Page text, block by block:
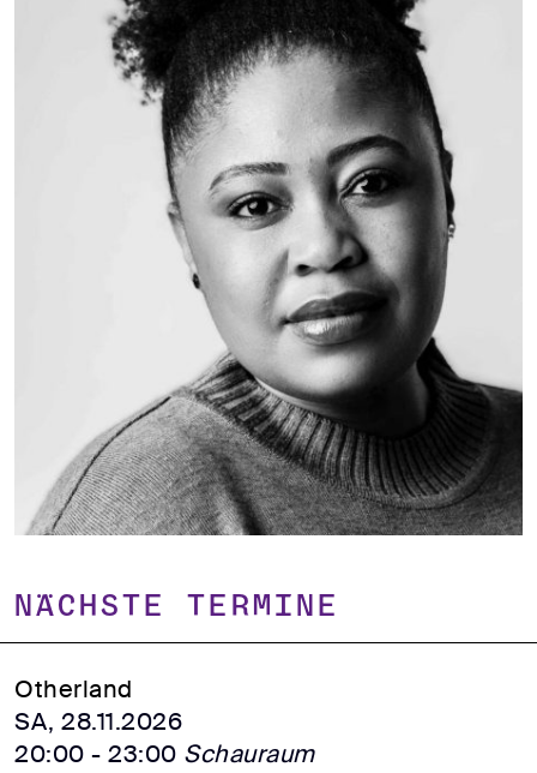
NÄCHSTE TERMINE
Otherland
SA, 28.11.2026
20:00 - 23:00 Schauraum